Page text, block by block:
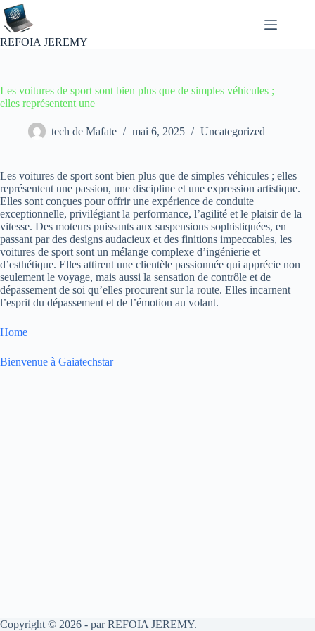
Passer
au
contenu
REFOIA JEREMY
Les voitures de sport sont bien plus que de simples véhicules ;
elles représentent une
tech de Mafate mai 6, 2025 Uncategorized
Les voitures de sport sont bien plus que de simples véhicules ; elles
représentent une passion, une discipline et une expression artistique.
Elles sont conçues pour offrir une expérience de conduite
exceptionnelle, privilégiant la performance, l’agilité et le plaisir de la
vitesse. Des moteurs puissants aux suspensions sophistiquées, en
passant par des designs audacieux et des finitions impeccables, les
voitures de sport sont un mélange complexe d’ingénierie et
d’esthétique. Elles attirent une clientèle passionnée qui apprécie non
seulement le voyage, mais aussi la sensation de contrôle et de
dépassement de soi qu’elles procurent sur la route. Elles incarnent
l’esprit du dépassement et de l’émotion au volant.
Home
Bienvenue à Gaiatechstar
Copyright © 2026 - par REFOIA JEREMY.